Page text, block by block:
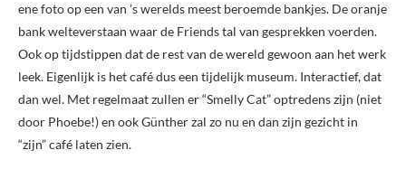
ene foto op een van ’s werelds meest beroemde bankjes. De oranje
bank welteverstaan waar de Friends tal van gesprekken voerden.
Ook op tijdstippen dat de rest van de wereld gewoon aan het werk
leek. Eigenlijk is het café dus een tijdelijk museum. Interactief, dat
dan wel. Met regelmaat zullen er “Smelly Cat” optredens zijn (niet
door Phoebe!) en ook Günther zal zo nu en dan zijn gezicht in
“zijn” café laten zien.